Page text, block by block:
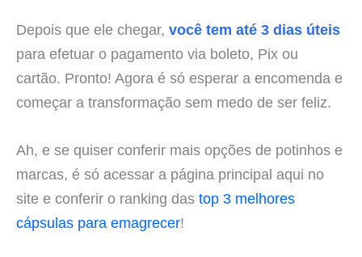
Depois que ele chegar, você tem até 3 dias úteis
para efetuar o pagamento via boleto, Pix ou
cartão. Pronto! Agora é só esperar a encomenda e
começar a transformação sem medo de ser feliz.
Ah, e se quiser conferir mais opções de potinhos e
marcas, é só acessar a página principal aqui no
site e conferir o ranking das top 3 melhores
cápsulas para emagrecer!